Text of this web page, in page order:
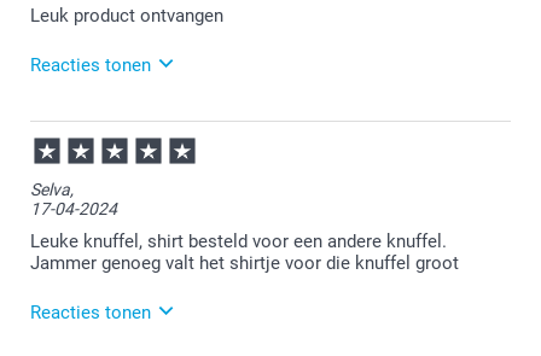
Leuk product ontvangen
Reacties tonen
19-02-2025
13:59
Bedankt voor je review. Wat fijn om te lezen dat je
heel veel plezier van!
Selva,
17-04-2024
Leuke knuffel, shirt besteld voor een andere knuffel.
Jammer genoeg valt het shirtje voor die knuffel groot
Reacties tonen